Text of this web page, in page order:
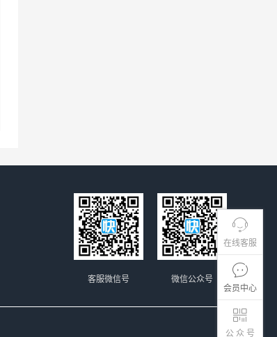
在线客服
会员中心
公 众 号
微信公众号
客服微信号